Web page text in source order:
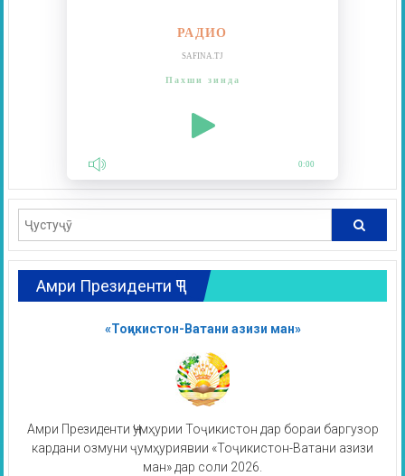
РАДИО
SAFINA.TJ
Пахши зинда
0:00
Амри Президенти ҶТ
«Тоҷикистон-Ватани азизи ман»
Амри Президенти Ҷумҳурии Тоҷикистон дар бораи баргузор
кардани озмуни ҷумҳуриявии «Тоҷикистон-Ватани азизи
ман» дар соли 2026.